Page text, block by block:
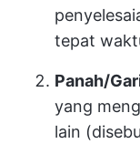
tepat
Panah/
yang
lain